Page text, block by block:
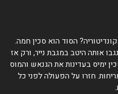
הסוד הוא סכין חמה.
אותה היטב במגבת נייר, ורק אז
ימיס בעדינות את הגנאש והמוס
חזרו על הפעולה לפני כל